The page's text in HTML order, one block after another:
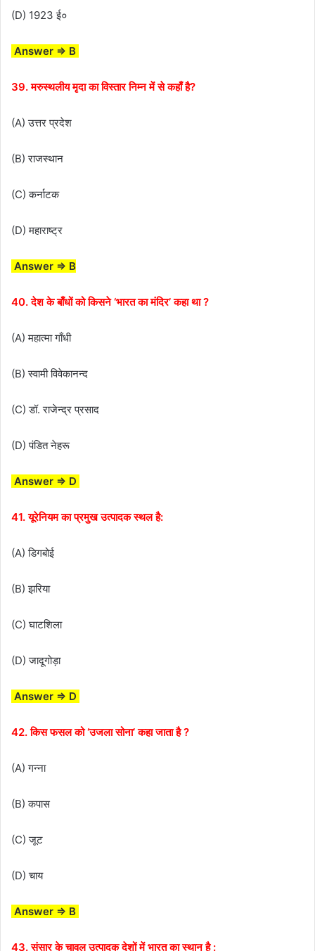
(D) 1923 ई०
Answer ⇒ B
39. मरुस्थलीय मृदा का विस्तार निम्न में से कहाँ है?
(A) उत्तर प्रदेश
(B) राजस्थान
(C) कर्नाटक
(D) महाराष्ट्र
Answer ⇒ B
40. देश के बाँधों को किसने ‘भारत का मंदिर’ कहा था ?
(A) महात्मा गाँधी
(B) स्वामी विवेकानन्द
(C) डॉ. राजेन्द्र प्रसाद
(D) पंडित नेहरू
Answer ⇒ D
41. यूरेनियम का प्रमुख उत्पादक स्थल है:
(A) डिगबोई
(B) झरिया
(C) घाटशिला
(D) जादूगोड़ा
Answer ⇒ D
42. किस फसल को ‘उजला सोना’ कहा जाता है ?
(A) गन्ना
(B) कपास
(C) जूट
(D) चाय
Answer ⇒ B
43. संसार के चावल उत्पादक देशों में भारत का स्थान है :